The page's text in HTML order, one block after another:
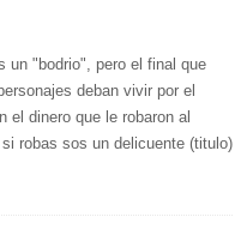
un "bodrio", pero el final que
deban vivir por el
el dinero que le robaron al
robas sos un delicuente (titulo)